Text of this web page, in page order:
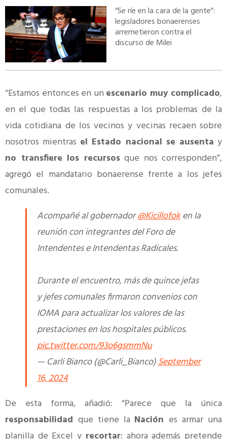
“Se ríe en la cara de la gente”:
legisladores bonaerenses
arremetieron contra el
discurso de Milei
“Estamos entonces en un escenario muy complicado,
en el que todas las respuestas a los problemas de la
vida cotidiana de los vecinos y vecinas recaen sobre
nosotros mientras el Estado nacional se ausenta y
no transfiere los recursosque nos corresponden”,
agregó el mandatario bonaerense frente a los jefes
comunales.
Acompañé al gobernador@Kicillofoken la
reunión con integrantes del Foro de
Intendentes e Intendentas Radicales.
Durante el encuentro, más de quince jefas
y jefes comunales firmaron convenios con
IOMA para actualizar los valores de las
prestaciones en los hospitales públicos.
pic.twitter.com/93o6gsmmNu
— Carli Bianco (@Carli_Bianco)September
16, 2024
De esta forma, añadió: “Parece que la única
responsabilidad que tiene la Nación es armar una